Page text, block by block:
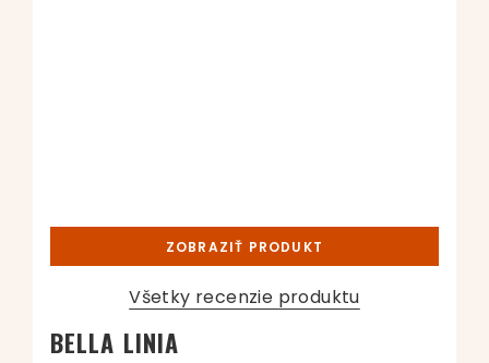
ZOBRAZIŤ PRODUKT
Všetky recenzie produktu
BELLA LINIA